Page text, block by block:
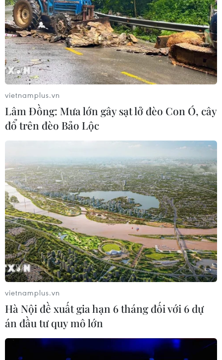
vietnamplus.vn
Lâm Đồng: Mưa lớn gây sạt lở đèo Con Ó, cây
đổ trên đèo Bảo Lộc
vietnamplus.vn
Hà Nội đề xuất gia hạn 6 tháng đối với 6 dự
án đầu tư quy mô lớn